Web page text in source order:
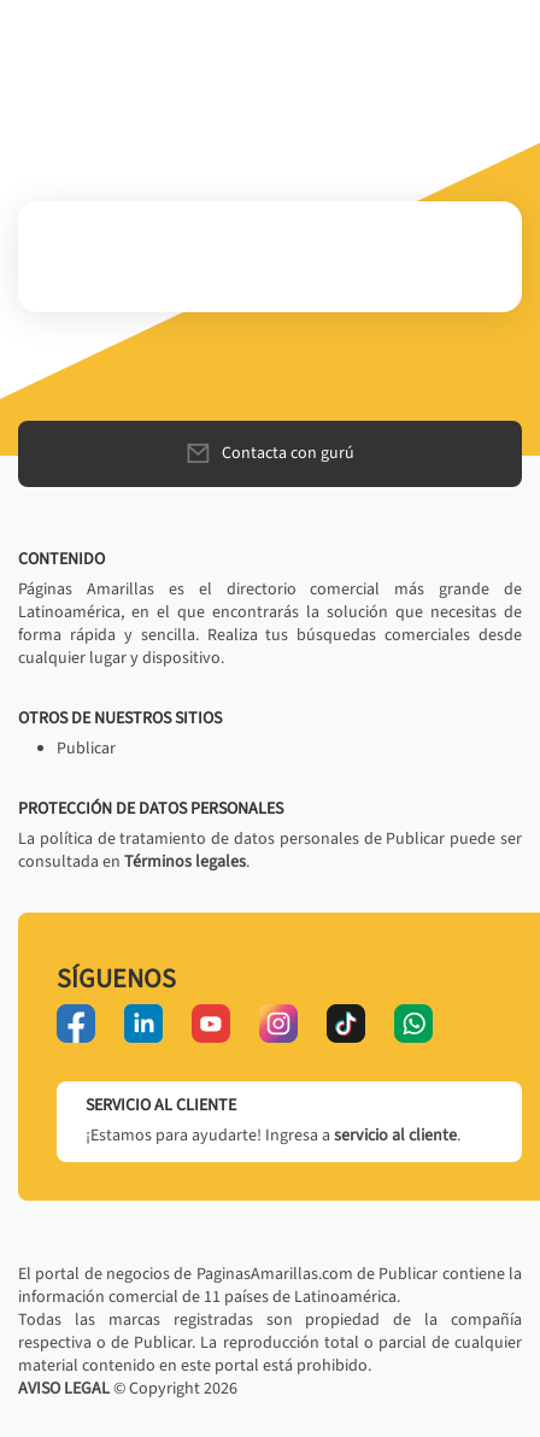
Contacta con gurú
CONTENIDO
Páginas Amarillas es el directorio comercial más grande de
Latinoamérica, en el que encontrarás la solución que necesitas de
forma rápida y sencilla. Realiza tus búsquedas comerciales desde
cualquier lugar y dispositivo.
OTROS DE NUESTROS SITIOS
Publicar
PROTECCIÓN DE DATOS PERSONALES
La política de tratamiento de datos personales de Publicar puede ser
consultada en Términos legales.
SÍGUENOS
SERVICIO AL CLIENTE
¡Estamos para ayudarte! Ingresa a servicio al cliente.
El portal de negocios de PaginasAmarillas.com de Publicar contiene la
información comercial de 11 países de Latinoamérica.
Todas las marcas registradas son propiedad de la compañía
respectiva o de Publicar. La reproducción total o parcial de cualquier
material contenido en este portal está prohibido.
AVISO LEGAL© Copyright2026